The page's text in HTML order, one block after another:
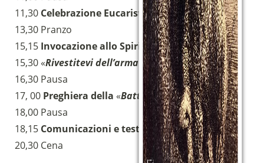
11,30 Celebrazione Eucaristica
13,30 Pranzo
15,15 Invocazione allo Spirito Santo
15,30 «Rivestitevi dell’armatura di Dio»
16,30 Pausa
17, 00 Preghiera della «Battaglia spirituale»
18,00 Pausa
18,15 Comunicazioni e testimonianze
20,30 Cena